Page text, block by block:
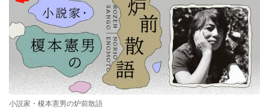
小説家・榎本憲男の炉前散語